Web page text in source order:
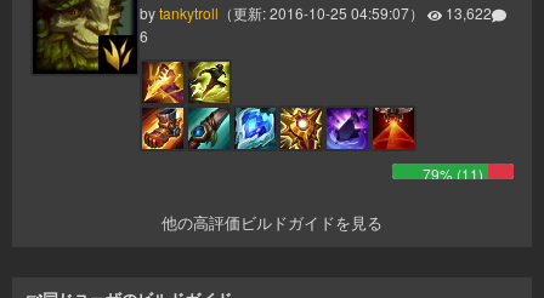
bytankytroll （更新:2016-10-25 04:59:07）
13,622
6
79% (11)
他の高評価ビルドガイドを見る